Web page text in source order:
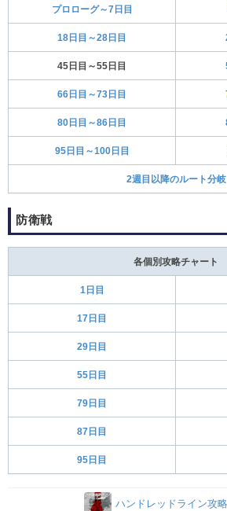
プロローグ～7日目
18日目～28日目
45日目～55日目
66日目～73日目
80日目～86日目
95日目～100日目
2週目以降のルート分岐
防衛戦
各個別攻略チャート
1日目
17日目
29日目
55日目
79日目
87日目
95日目
ハンドレッドライン攻